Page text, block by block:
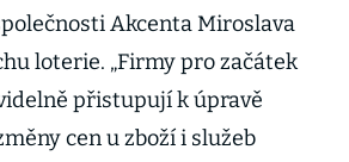
Akcenta Miroslava
loterie. „Firmy pro začátek
přistupují k úpravě
cen u zboží i služeb